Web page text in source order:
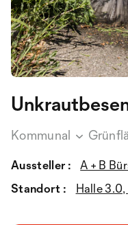
Kommunal
Aussteller :
A + B
Standort :
Halle